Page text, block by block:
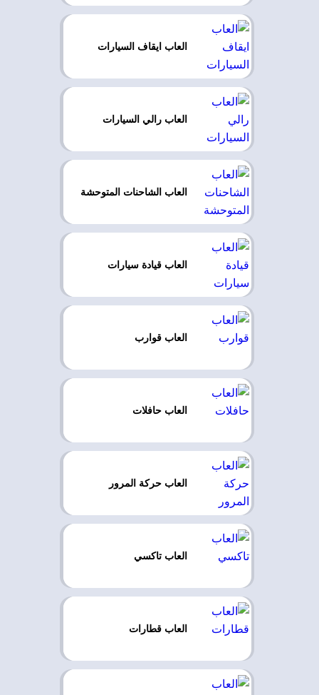
العاب ايقاف السيارات
العاب رالي السيارات
العاب الشاحنات المتوحشة
العاب قيادة سيارات
العاب قوارب
العاب حافلات
العاب حركة المرور
العاب تاكسي
العاب قطارات